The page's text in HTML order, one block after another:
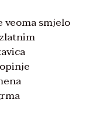
veoma smjelo